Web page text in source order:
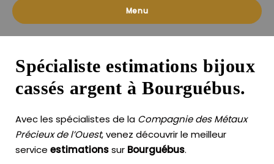
Menu
Spécialiste estimations bijoux
cassés argent à Bourguébus.
Avec les spécialistes de la Compagnie des Métaux
Précieux de l’Ouest, venez découvrir le meilleur
service estimationssur Bourguébus.